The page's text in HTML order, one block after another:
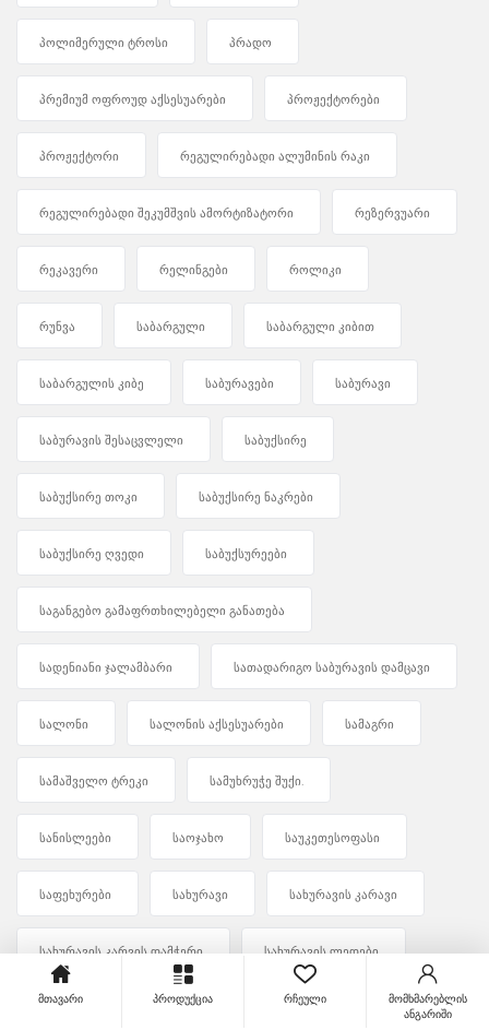
პოლიმერული ტროსი პრადო
პრემიუმ ოფროუდ აქსესუარები პროჟექტორები
პროჟექტორი რეგულირებადი ალუმინის რაკი
რეგულირებადი შეკუმშვის ამორტიზატორი რეზერვუარი
რეკავერი რელინგები როლიკი
რუნვა საბარგული საბარგული კიბით
საბარგულის კიბე საბურავები საბურავი
საბურავის შესაცვლელი საბუქსირე
საბუქსირე თოკი საბუქსირე ნაკრები
საბუქსირე ღვედი საბუქსურეები
საგანგებო გამაფრთხილებელი განათება
სადენიანი ჯალამბარი სათადარიგო საბურავის დამცავი
სალონი სალონის აქსესუარები სამაგრი
სამაშველო ტრეკი სამუხრუჭე შუქი.
სანისლეები საოჯახო საუკეთესოფასი
საფეხურები სახურავი სახურავის კარავი
სახურავის კარვის დამჭერი სახურავის ლედები
სახურავის საბარგული სახურავისდაცვა
მთავარი პროდუქცია რჩეული
მომხმარებლის
ანგარიში